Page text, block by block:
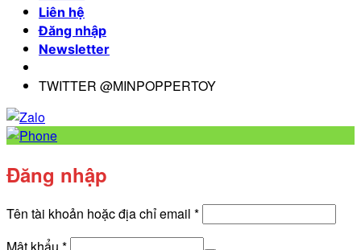
Liên hệ
Đăng nhập
Newsletter
TWITTER @MINPOPPERTOY
Đăng nhập
Tên tài khoản hoặc địa chỉ email *Bắt
Mật khẩu *Bắt